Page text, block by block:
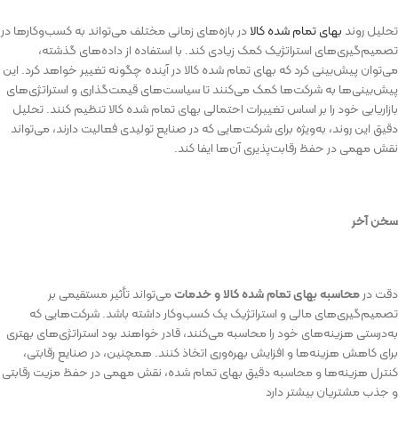
تحلیلروند بهایتمامشدهکالادربازه‌های زمانیمختلفمی‌تواند بهکسب‌وکارهادر
تصمیم‌گیری‌های استراتژیککمک زیادیکند. با استفاده ازداده‌های گذشته،
می‌توان پیش‌بینیکردکه بهایتمامشدهکالادرآینده چگونهتغییر خواهدکرد. این
پیش‌بینی‌ها بهشرکت‌هاکمکمی‌کنندتاسیاست‌هایقیمت‌گذاریو استراتژی‌های
بازاریابی خود را بر اساستغییرات احتمالی بهایتمامشدهکالاتنظیمکنند.تحلیل
دقیق اینروند، به‌ویژه برایشرکت‌هاییکهدرصنایعتولیدیفعالیتدارند،می‌تواند
نقشمهمیدرحفظ رقابت‌پذیریآن‌ها ایفاکند.
سخنآخر
دقت درمحاسبه بهای تمام شده کالا و خدماتمی‌تواند تأثیر مستقیمی بر
تصمیم‌گیری‌های مالی و استراتژیک یک کسب‌وکار داشته باشد. شرکت‌هایی که
به‌درستی هزینه‌های خود را محاسبه می‌کنند، قادر خواهند بود استراتژی‌های بهتری
برای کاهش هزینه‌ها و افزایش بهره‌وری اتخاذ کنند. همچنین، در صنایع رقابتی،
کنترل هزینه‌ها و محاسبه دقیق بهای تمام شده، نقش مهمی در حفظ مزیت رقابتی
و جذب مشتریان بیشتر دارد